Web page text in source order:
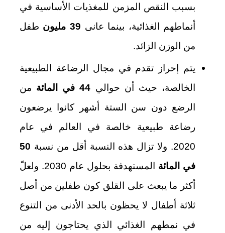
بسبب النقص المزمن للمغذيات الأساسية في
أنماطهم الغذائية، بينما عانى
طفل
من الوزن الزائد.
يتم إحراز تقدم في مجال الرضاعة الطبيعية
الخالصة، حيث أن حوالي 44 في المائة
من
الرضع دون سن الستة أشهر كانوا يرضعون
رضاعة طبيعية خالصة في العالم في عام
2020. ولا تزال هذه النسبة أقل من نسبة
50
في المائة
المستهدفة بحلول عام 2030. ولعلّ
أكثر ما يبعث على القلق كون طفلين من أصل
ثلاثة أطفال لا يحظون بالحد الأدنى من التنوع
في نمطهم الغذائي الذي يحتاجون إليه من